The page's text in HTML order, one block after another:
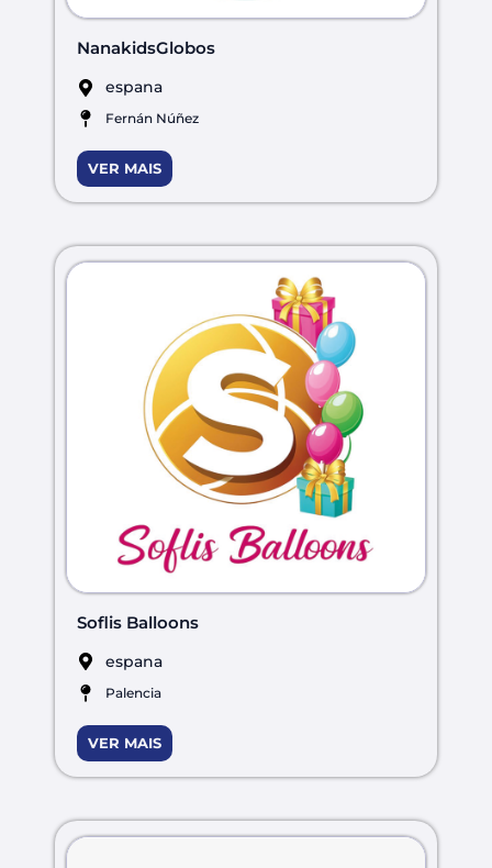
NanakidsGlobos
espana
Fernán Núñez
VER MAIS
Soflis Balloons
espana
Palencia
VER MAIS